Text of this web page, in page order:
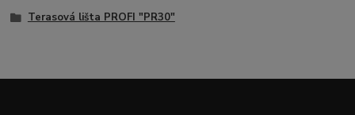
Terasová lišta PROFI "PR30"